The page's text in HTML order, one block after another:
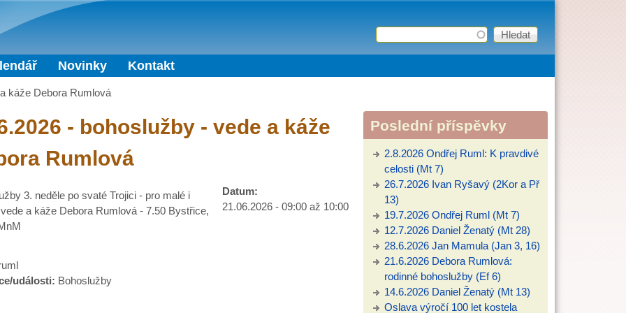
Vyhledávání
Hledat
Novinky Kontakt
káže Debora Rumlová
- bohoslužby - vede a káže
Rumlová
3. neděle po svaté Trojici - pro malé i
a káže Debora Rumlová - 7.50 Bystřice,
Datum:
21.06.2026 - 09:00až 10:00
události: Bohoslužby
Poslední příspěvky
2.8.2026 Ondřej Ruml: K pravdivé
celosti (Mt 7)
26.7.2026 Ivan Ryšavý (2Kor a Př
13)
19.7.2026 Ondřej Ruml (Mt 7)
12.7.2026 Daniel Ženatý (Mt 28)
28.6.2026 Jan Mamula (Jan 3, 16)
21.6.2026 Debora Rumlová:
rodinné bohoslužby (Ef 6)
14.6.2026 Daniel Ženatý (Mt 13)
Oslava výročí 100 let kostela